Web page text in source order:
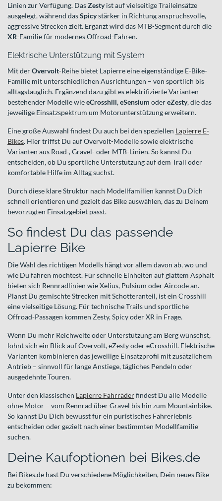
Linien zur Verfügung. DasZestyist auf vielseitige Traileinsätze
ausgelegt, während dasSpicystärker in Richtung anspruchsvolle,
aggressive Strecken zielt. Ergänzt wird das MTB-Segment durch die
XR-Familie für modernes Offroad-Fahren.
Elektrische Unterstützung mit System
Mit derOvervolt-Reihe bietet Lapierre eine eigenständige E-Bike-
Familie mit unterschiedlichen Ausrichtungen – von sportlich bis
alltagstauglich. Ergänzend dazu gibt es elektrifizierte Varianten
bestehender Modelle wieeCrosshill,eSensium odereZesty, die das
jeweilige Einsatzspektrum um Motorunterstützung erweitern.
Eine große Auswahl findest Du auch bei den speziellen Lapierre E-
Bikes. Hier triffst Du auf Overvolt-Modelle sowie elektrische
Varianten aus Road-, Gravel- oder MTB-Linien. So kannst Du
entscheiden, ob Du sportliche Unterstützung auf dem Trail oder
komfortable Hilfe im Alltag suchst.
Durch diese klare Struktur nach Modellfamilien kannst Du Dich
schnell orientieren und gezielt das Bike auswählen, das zu Deinem
bevorzugten Einsatzgebiet passt.
So findest Du das passende
Lapierre Bike
Die Wahl des richtigen Modells hängt vor allem davon ab, wo und
wie Du fahren möchtest. Für schnelle Einheiten auf glattem Asphalt
bieten sich Rennradlinien wie Xelius, Pulsium oder Aircode an.
Planst Du gemischte Strecken mit Schotteranteil, ist ein Crosshill
eine vielseitige Lösung. Für technische Trails und sportliche
Offroad-Passagen kommen Zesty, Spicy oder XR in Frage.
Wenn Du mehr Reichweite oder Unterstützung am Berg wünschst,
lohnt sich ein Blick auf Overvolt, eZesty oder eCrosshill. Elektrische
Varianten kombinieren das jeweilige Einsatzprofil mit zusätzlichem
Antrieb – sinnvoll für lange Anstiege, tägliches Pendeln oder
ausgedehnte Touren.
Unter den klassischen Lapierre Fahrräderfindest Du alle Modelle
ohne Motor – vom Rennrad über Gravel bis hin zum Mountainbike.
So kannst Du Dich bewusst für ein puristisches Fahrerlebnis
entscheiden oder gezielt nach einer bestimmten Modellfamilie
suchen.
Deine Kaufoptionen bei Bikes.de
Bei Bikes.de hast Du verschiedene Möglichkeiten, Dein neues Bike
zu bekommen: